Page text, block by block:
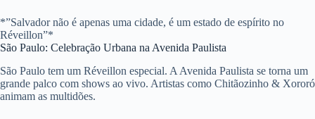
*”Salvador não é apenas uma cidade, é um estado de espírito no
Réveillon”*
São Paulo: Celebração Urbana na Avenida Paulista
São Paulo tem um Réveillon especial. A Avenida Paulista se torna um
grande palco com shows ao vivo. Artistas como Chitãozinho & Xororó
animam as multidões.